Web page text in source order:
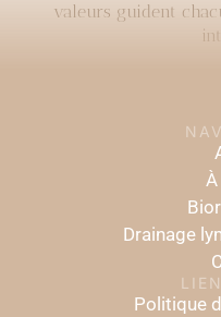
valeurs guident
Drainage
Politique